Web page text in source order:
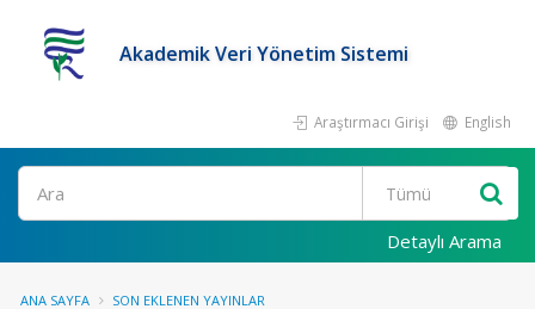
Akademik Veri Yönetim Sistemi
Araştırmacı Girişi English
Ara
Detaylı Arama
ANA SAYFA SON EKLENEN YAYINLAR